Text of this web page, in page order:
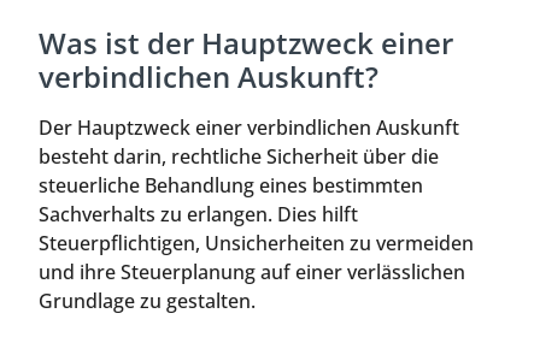
Was ist der Hauptzweck einer
verbindlichen Auskunft?
Der Hauptzweck einer verbindlichen Auskunft
besteht darin, rechtliche Sicherheit über die
steuerliche Behandlung eines bestimmten
Sachverhalts zu erlangen. Dies hilft
Steuerpflichtigen, Unsicherheiten zu vermeiden
und ihre Steuerplanung auf einer verlässlichen
Grundlage zu gestalten.